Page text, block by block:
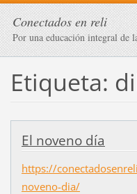
Conectados en reli
Por una educación integral de
Etiqueta:
El noveno día
https://
noveno-dia/